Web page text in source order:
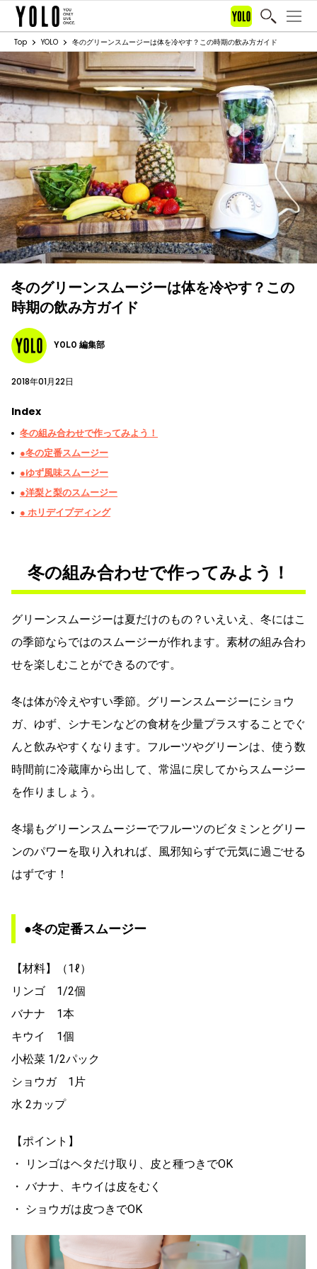
Top YOLO 冬のグリーンスムージーは体を冷やす？この時期の飲み方ガイド
冬のグリーンスムージーは体を冷やす？この
時期の飲み方ガイド
YOLO 編集部
2018年01月22日
Index
冬の組み合わせで作ってみよう！
●冬の定番スムージー
●ゆず風味スムージー
●洋梨と梨のスムージー
● ホリデイプディング
冬の組み合わせで作ってみよう！
グリーンスムージーは夏だけのもの？いえいえ、冬にはこ
の季節ならではのスムージーが作れます。素材の組み合わ
せを楽しむことができるのです。
冬は体が冷えやすい季節。グリーンスムージーにショウ
ガ、ゆず、シナモンなどの食材を少量プラスすることでぐ
んと飲みやすくなります。フルーツやグリーンは、使う数
時間前に冷蔵庫から出して、常温に戻してからスムージー
を作りましょう。
冬場もグリーンスムージーでフルーツのビタミンとグリー
ンのパワーを取り入れれば、風邪知らずで元気に過ごせる
はずです！
●冬の定番スムージー
【材料】（1ℓ）
リンゴ 1/2個
バナナ 1本
キウイ 1個
小松菜 1/2パック
ショウガ 1片
水 2カップ
【ポイント】
・ リンゴはヘタだけ取り、皮と種つきでOK
・ バナナ、キウイは皮をむく
・ ショウガは皮つきでOK